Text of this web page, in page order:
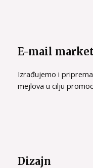
E-mail
Izrađujemo i
mejlova u cilju
Dizajn